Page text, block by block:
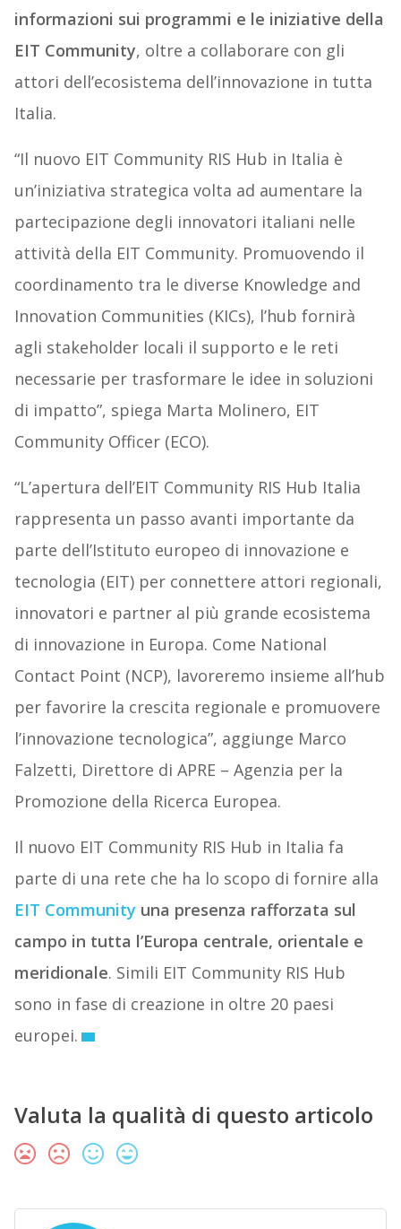
informazioni sui programmi e le iniziative della
EIT Community, oltre a collaborare con gli
attori dell’ecosistema dell’innovazione in tutta
Italia.
“Il nuovo EIT Community RIS Hub in Italia è
un’iniziativa strategica volta ad aumentare la
partecipazione degli innovatori italiani nelle
attività della EIT Community. Promuovendo il
coordinamento tra le diverse Knowledge and
Innovation Communities (KICs), l’hub fornirà
agli stakeholder locali il supporto e le reti
necessarie per trasformare le idee in soluzioni
di impatto”, spiega Marta Molinero, EIT
Community Officer (ECO).
“L’apertura dell’EIT Community RIS Hub Italia
rappresenta un passo avanti importante da
parte dell’Istituto europeo di innovazione e
tecnologia (EIT) per connettere attori regionali,
innovatori e partner al più grande ecosistema
di innovazione in Europa. Come National
Contact Point (NCP), lavoreremo insieme all’hub
per favorire la crescita regionale e promuovere
l’innovazione tecnologica”, aggiunge Marco
Falzetti, Direttore di APRE – Agenzia per la
Promozione della Ricerca Europea.
Il nuovo EIT Community RIS Hub in Italia fa
parte di una rete che ha lo scopo di fornire alla
EIT Community una presenza rafforzata sul
campo in tutta l’Europa centrale, orientale e
meridionale. Simili EIT Community RIS Hub
sono in fase di creazione in oltre 20 paesi
europei.
Valuta la qualità di questo articolo